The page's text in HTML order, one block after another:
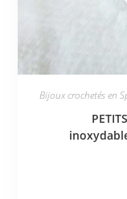
Bijoux crochetés en